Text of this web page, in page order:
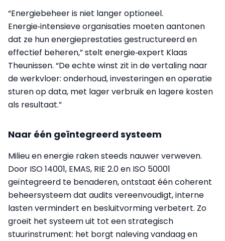
“Energiebeheer is niet langer optioneel.
Energie‑intensieve organisaties moeten aantonen
dat ze hun energieprestaties gestructureerd en
effectief beheren,” stelt energie‑expert Klaas
Theunissen. “De echte winst zit in de vertaling naar
de werkvloer: onderhoud, investeringen en operatie
sturen op data, met lager verbruik en lagere kosten
als resultaat.”
Naar één geïntegreerd systeem
Milieu en energie raken steeds nauwer verweven.
Door ISO 14001, EMAS, RIE 2.0 en ISO 50001
geïntegreerd te benaderen, ontstaat één coherent
beheersysteem dat audits vereenvoudigt, interne
lasten vermindert en besluitvorming verbetert. Zo
groeit het systeem uit tot een strategisch
stuurinstrument: het borgt naleving vandaag en